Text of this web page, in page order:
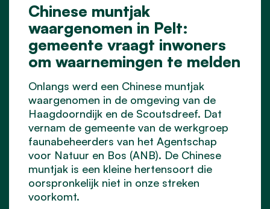
Chinese muntjak
waargenomen in Pelt:
gemeente vraagt inwoners
om waarnemingen te melden
Onlangs werd een Chinese muntjak
waargenomen in de omgeving van de
Haagdoorndijk en de Scoutsdreef. Dat
vernam de gemeente van de werkgroep
faunabeheerders van het Agentschap
voor Natuur en Bos (ANB). De Chinese
muntjak is een kleine hertensoort die
oorspronkelijk niet in onze streken
voorkomt.